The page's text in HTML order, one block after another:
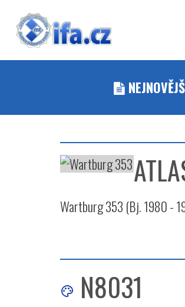
Wartburg 353 (Bj. 1980 -
N8031